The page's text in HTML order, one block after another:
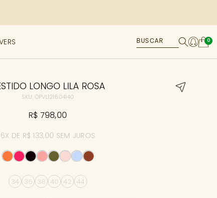
0
LONGO LILA ROSA
SKU: OPVL121604140
R$ 798,00
6X DE R$ 133,00 SEM JUROS
34 36 38 40 42 44